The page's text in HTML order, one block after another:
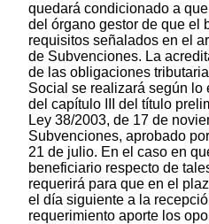
quedará condicionado a
del órgano gestor de que el
requisitos señalados en el
de Subvenciones. La
de las obligaciones
Social se realizará según lo
del capítulo III del título
Ley 38/2003, de 17 de
Subvenciones, aprobado
21 de julio. En el caso en
beneficiario respecto de
requerirá para que en el
el día siguiente a la
requerimiento aporte los